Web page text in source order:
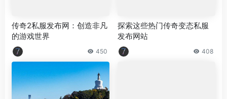
传奇2私服发布网：创造非凡
的游戏世界
450
探索这些热门传奇变态私服
发布网站
408